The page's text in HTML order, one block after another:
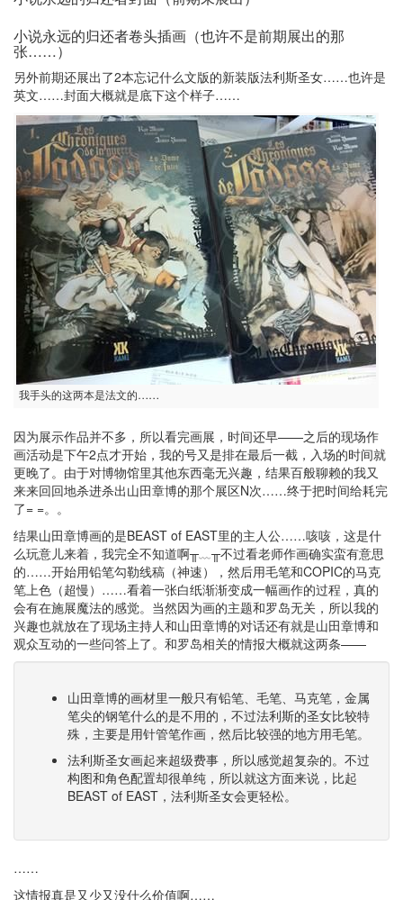
小说永远的归还者卷头插画（也许不是前期展出的那
张……）
另外前期还展出了2本忘记什么文版的新装版法利斯圣女……也许是
英文……封面大概就是底下这个样子……
我手头的这两本是法文的……
因为展示作品并不多，所以看完画展，时间还早——之后的现场作
画活动是下午2点才开始，我的号又是排在最后一截，入场的时间就
更晚了。由于对博物馆里其他东西毫无兴趣，结果百般聊赖的我又
来来回回地杀进杀出山田章博的那个展区N次……终于把时间给耗完
了= =。。
结果山田章博画的是BEAST of EAST里的主人公……咳咳，这是什
么玩意儿来着，我完全不知道啊╥﹏╥不过看老师作画确实蛮有意思
的……开始用铅笔勾勒线稿（神速），然后用毛笔和COPIC的马克
笔上色（超慢）……看着一张白纸渐渐变成一幅画作的过程，真的
会有在施展魔法的感觉。当然因为画的主题和罗岛无关，所以我的
兴趣也就放在了现场主持人和山田章博的对话还有就是山田章博和
观众互动的一些问答上了。和罗岛相关的情报大概就这两条——
山田章博的画材里一般只有铅笔、毛笔、马克笔，金属
笔尖的钢笔什么的是不用的，不过法利斯的圣女比较特
殊，主要是用针管笔作画，然后比较强的地方用毛笔。
法利斯圣女画起来超级费事，所以感觉超复杂的。不过
构图和角色配置却很单纯，所以就这方面来说，比起
BEAST of EAST，法利斯圣女会更轻松。
……
这情报真是又少又没什么价值啊……